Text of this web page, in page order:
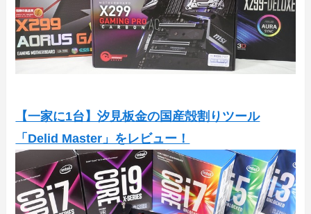
【一家に1台】汐見板金の国産殻割りツール
「Delid Master」をレビュー！